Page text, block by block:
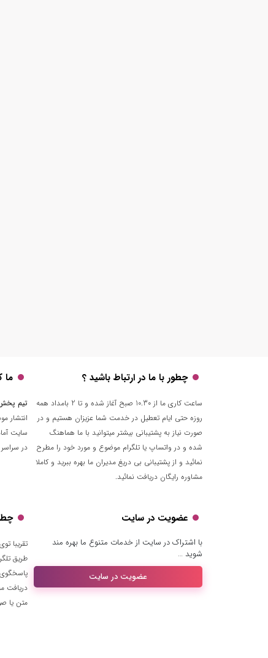
چطور با ما در ارتباط باشید ؟
ساعت کاری ما از 10.30 صبح آغاز شده و تا 2 بامداد همه
روزه حتی ایام تعطیل در خدمت شما عزیزان هستیم و در
صورت نیاز به پشتیبانی بیشتر میتوانید با ما هماهنگ
شده و در واتساپ یا تلگرام موضوع و مورد خود را مطرح
نمائید و از پشتیبانی بی دریغ مدیران ما بهره ببرید و کاملا
مشاوره رایگان دریافت نمائید.
ما
تیم
انتشار
سایت
در
عضویت در سایت
با اشتراک در سایت از خدمات متنوع ما بهره مند
شوید …
عضویت در سایت
طریق
دریافت
متن یا